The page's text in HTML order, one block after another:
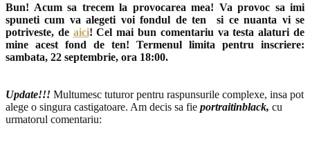
Bun! Acum sa trecem la provocarea mea! Va provoc sa imi
spuneti cum va alegeti voi fondul de ten si ce nuanta vi se
potriveste, de aici! Cel mai bun comentariu va testa alaturi de
mine acest fond de ten! Termenul limita pentru inscriere:
sambata, 22 septembrie, ora 18:00.
Update!!! Multumesc tuturor pentru raspunsurile complexe, insa pot
alege o singura castigatoare. Am decis sa fie portraitinblack, cu
urmatorul comentariu: